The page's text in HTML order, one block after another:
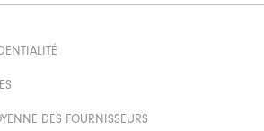
DES FOURNISSEURS